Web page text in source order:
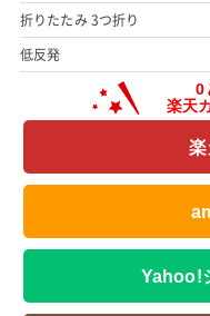
折りたたみ 3つ折り
低反発
Yahoo!